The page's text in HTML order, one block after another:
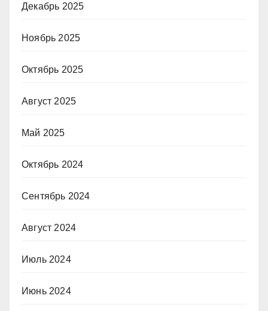
Декабрь 2025
Ноябрь 2025
Октябрь 2025
Август 2025
Май 2025
Октябрь 2024
Сентябрь 2024
Август 2024
Июль 2024
Июнь 2024